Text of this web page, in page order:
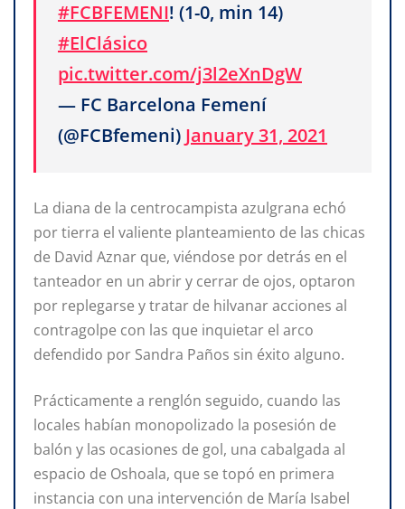
#FCBFEMENI! (1-0, min 14)
#ElClásico
pic.twitter.com/j3l2eXnDgW
— FC Barcelona Femení
(@FCBfemeni) January 31, 2021
La diana de la centrocampista azulgrana echó
por tierra el valiente planteamiento de las chicas
de David Aznar que, viéndose por detrás en el
tanteador en un abrir y cerrar de ojos, optaron
por replegarse y tratar de hilvanar acciones al
contragolpe con las que inquietar el arco
defendido por Sandra Paños sin éxito alguno.
Prácticamente a renglón seguido, cuando las
locales habían monopolizado la posesión de
balón y las ocasiones de gol, una cabalgada al
espacio de Oshoala, que se topó en primera
instancia con una intervención de María Isabel